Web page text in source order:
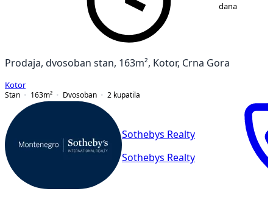
dana
Prodaja, dvosoban stan, 163m², Kotor, Crna Gora
Kotor
Stan
163m² Dvosoban 2 kupatila
Sothebys Realty
Sothebys Realty